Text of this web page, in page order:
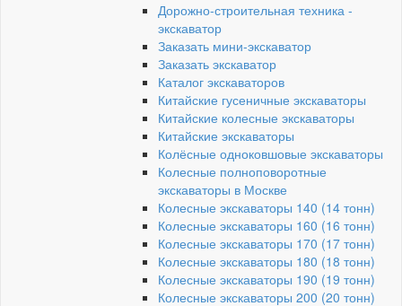
Дорожно-строительная техника -
экскаватор
Заказать мини-экскаватор
Заказать экскаватор
Каталог экскаваторов
Китайские гусеничные экскаваторы
Китайские колесные экскаваторы
Китайские экскаваторы
Колёсные одноковшовые экскаваторы
Колесные полноповоротные
экскаваторы в Москве
Колесные экскаваторы 140 (14 тонн)
Колесные экскаваторы 160 (16 тонн)
Колесные экскаваторы 170 (17 тонн)
Колесные экскаваторы 180 (18 тонн)
Колесные экскаваторы 190 (19 тонн)
Колесные экскаваторы 200 (20 тонн)